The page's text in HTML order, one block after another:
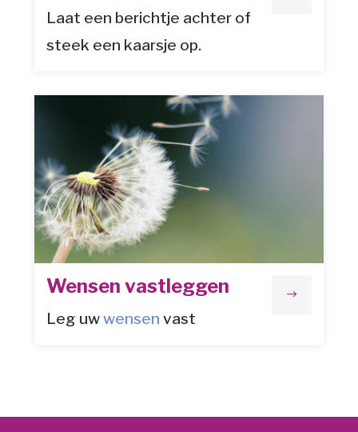
Laat een berichtje achter of
steek een kaarsje op.
$
Wensen vastleggen
Leg uwwensen vast